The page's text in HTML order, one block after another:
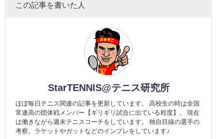
この記事を書いた人
StarTENNIS@テニス研究所
ほぼ毎日テニス関連の記事を更新しています。 高校生の時は全国
常連高の団体戦メンバー【ギリギリ試合に出ている程度】。 現在
は働きながら週末テニスコーチをしています。 独自目線の選手の
考察。ラケットやガットなどのインプレをしています♪